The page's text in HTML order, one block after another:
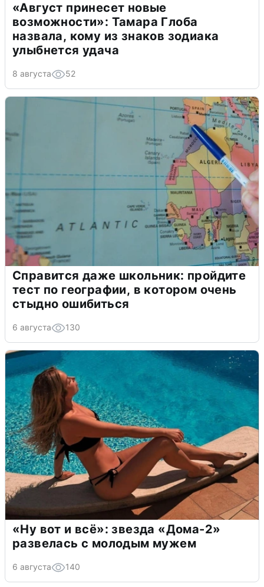
«Август принесет новые
возможности»: Тамара Глоба
назвала, кому из знаков зодиака
улыбнется удача
8 августа 52
Справится даже школьник: пройдите
тест по географии, в котором очень
стыдно ошибиться
6 августа 130
«Ну вот и всё»: звезда «Дома-2»
развелась с молодым мужем
6 августа 140